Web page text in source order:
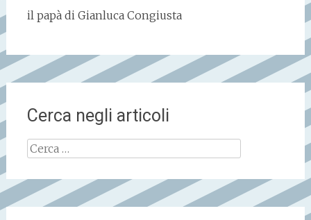
il papà di Gianluca Congiusta
Cerca negli articoli
Ricerca
per: